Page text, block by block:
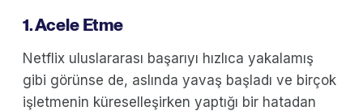
1. Acele Etme
Netflix uluslararası başarıyı hızlıca yakalamış
gibi görünse de, aslında yavaş başladı ve birçok
işletmenin küreselleşirken yaptığı bir hatadan